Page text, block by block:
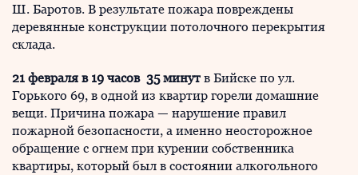
Ш. Баротов. В результате пожара повреждены
деревянные конструкции потолочного перекрытия
склада.
21 февраля в 19 часов 35 минут в Бийске по ул.
Горького 69, в одной из квартир горели домашние
вещи. Причина пожара — нарушение правил
пожарной безопасности, а именно неосторожное
обращение с огнем при курении собственника
квартиры, который был в состоянии алкогольного